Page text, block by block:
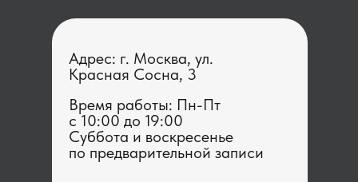
Адрес: г. Москва, ул.
Красная Сосна, 3
Время работы: Пн-Пт
с 1 0:00 до 19:00
Суббота и воскресенье
по предварительной записи